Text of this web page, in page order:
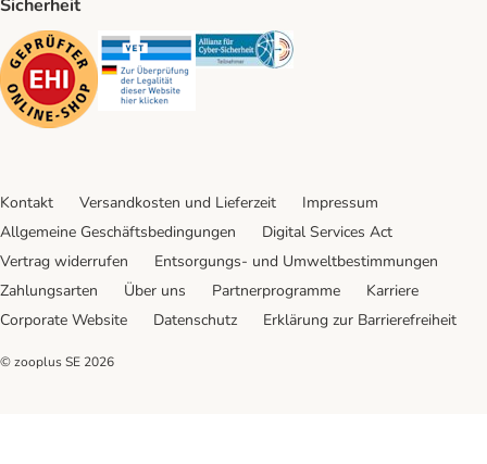
Sicherheit
Security Security Security
Kontakt Versandkosten und Lieferzeit
Impressum
Allgemeine Geschäftsbedingungen
Digital Services Act
Vertrag widerrufen
Entsorgungs- und Umweltbestimmungen
Zahlungsarten
Über uns Partnerprogramme
Karriere
Corporate Website
Datenschutz Erklärung zur Barrierefreiheit
© zooplus SE 2026